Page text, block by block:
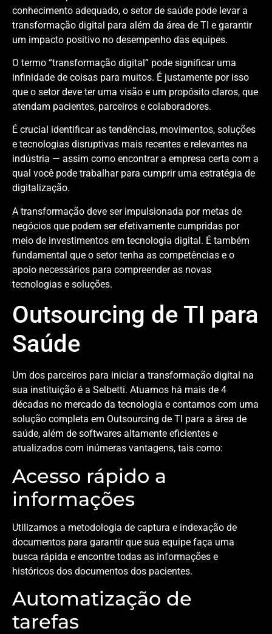
conhecimento adequado, o setor de saúde pode levar a
transformação digital para além da área de TI e garantir
um impacto positivo no desempenho das equipes.
O termo “transformação digital” pode significar uma
infinidade de coisas para muitos. É justamente por isso
que o setor deve ter uma visão e um propósito claros, que
atendam pacientes, parceiros e colaboradores.
É crucial identificar as tendências, movimentos, soluções
e tecnologias disruptivas mais recentes e relevantes na
indústria — assim como encontrar a empresa certa com a
qual você pode trabalhar para cumprir uma estratégia de
digitalização.
A transformação deve ser impulsionada por metas de
negócios que podem ser efetivamente cumpridas por
meio de investimentos em tecnologia digital. É também
fundamental que o setor tenha as competências e o
apoio necessários para compreender as novas
tecnologias e soluções.
Outsourcing de TI para
Saúde
Um dos parceiros para iniciar a transformação digital na
sua instituição é a Selbetti. Atuamos há mais de 4
décadas no mercado da tecnologia e contamos com uma
solução completa em Outsourcing de TI para a área de
saúde, além de softwares altamente eficientes e
atualizados com inúmeras vantagens, tais como:
Acesso rápido a
informações
Utilizamos a metodologia de captura e indexação de
documentos para garantir que sua equipe faça uma
busca rápida e encontre todas as informações e
históricos dos documentos dos pacientes.
Automatização de
tarefas